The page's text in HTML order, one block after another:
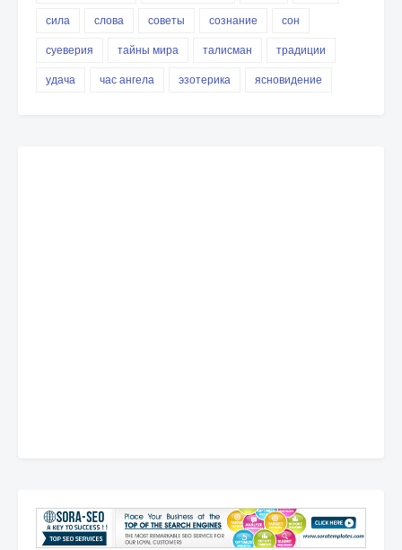
сила
слова советы сознание
сон
суеверия
тайны мира талисман
традиции
удача
час ангела эзотерика ясновидение